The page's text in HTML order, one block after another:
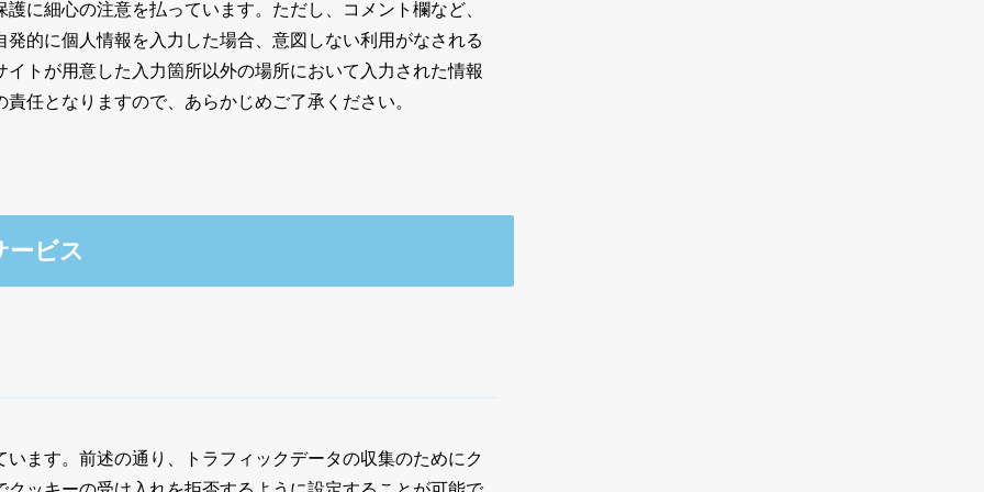
に細心の注意を払っています。ただし、コメント欄など、
的に個人情報を入力した場合、意図しない利用がなされる
トが用意した入力箇所以外の場所において入力された情報
任となりますので、あらかじめご了承ください。
ービス
ます。前述の通り、トラフィックデータの収集のためにク